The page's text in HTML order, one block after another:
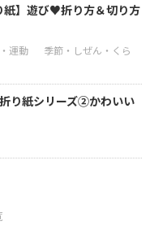
紙】遊び♥折り方＆切り方
り紙シリーズ②かわいい